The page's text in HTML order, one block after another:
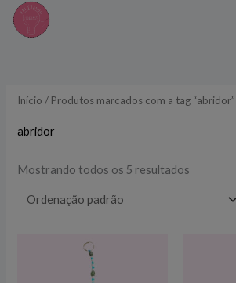
para
Início / Produtos marcados com a tag “abridor”
abridor
Mostrando todos os 5 resultados